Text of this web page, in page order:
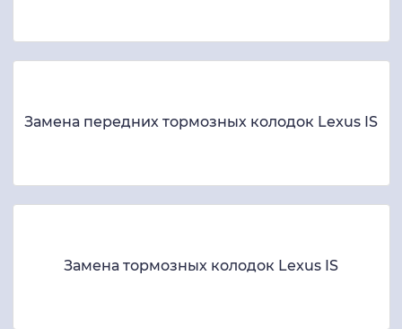
Замена передних тормозных колодок Lexus IS
Замена тормозных колодок Lexus IS